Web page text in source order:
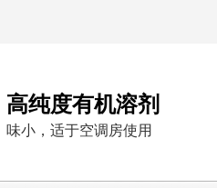
高纯度有机溶剂
味小，适于空调房使用